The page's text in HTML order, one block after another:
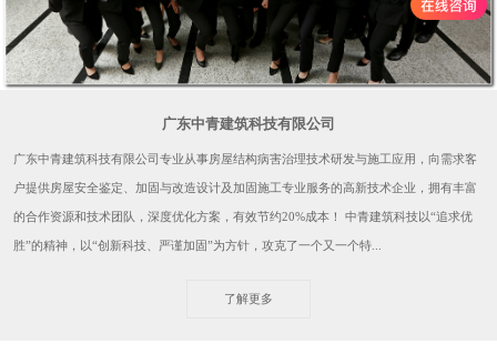
广东中青建筑科技有限公司
广东中青建筑科技有限公司专业从事房屋结构病害治理技术研发与施工应用，向需求客
户提供房屋安全鉴定、加固与改造设计及加固施工专业服务的高新技术企业，拥有丰富
的合作资源和技术团队，深度优化方案，有效节约20%成本！ 中青建筑科技以“追求优
胜”的精神，以“创新科技、严谨加固”为方针，攻克了一个又一个特...
了解更多